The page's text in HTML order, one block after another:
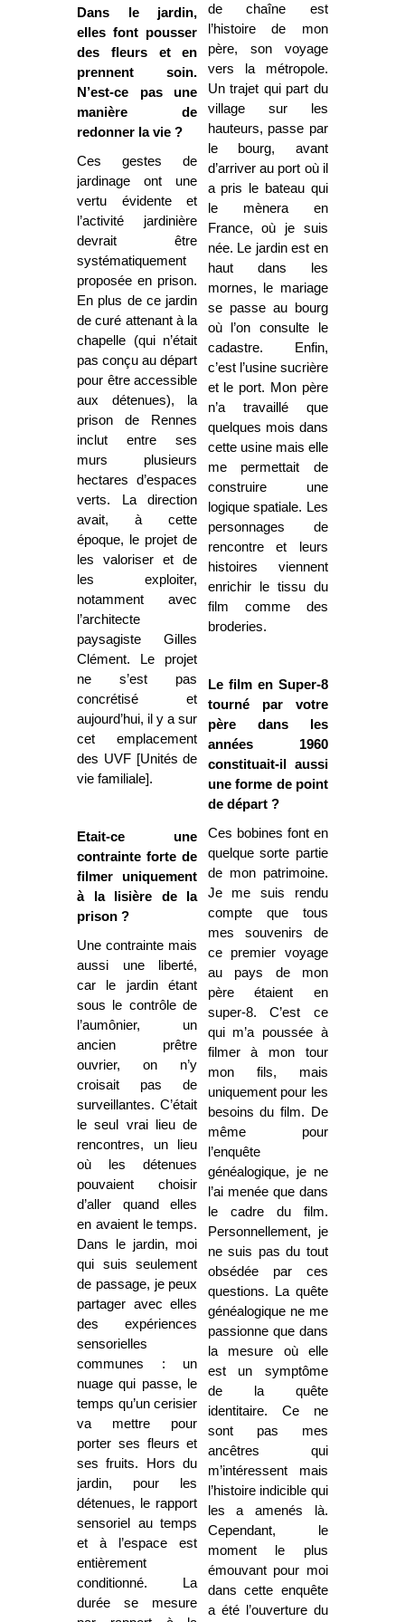
Dans le jardin,
elles font pousser
des fleurs et en
prennent soin.
N’est-ce pas une
manière de
redonner la vie ?
Ces gestes de
jardinage ont une
vertu évidente et
l’activité jardinière
devrait être
systématiquement
proposée en prison.
En plus de ce jardin
de curé attenant à la
chapelle (qui n’était
pas conçu au départ
pour être accessible
aux détenues), la
prison de Rennes
inclut entre ses
murs plusieurs
hectares d’espaces
verts. La direction
avait, à cette
époque, le projet de
les valoriser et de
les exploiter,
notamment avec
l’architecte
paysagiste Gilles
Clément. Le projet
ne s’est pas
concrétisé et
aujourd’hui, il y a sur
cet emplacement
des UVF [Unités de
vie familiale].
Etait-ce une
contrainte forte de
filmer uniquement
à la lisière de la
prison ?
Une contrainte mais
aussi une liberté,
car le jardin étant
sous le contrôle de
l’aumônier, un
ancien prêtre
ouvrier, on n’y
croisait pas de
surveillantes. C’était
le seul vrai lieu de
rencontres, un lieu
où les détenues
pouvaient choisir
d’aller quand elles
en avaient le temps.
Dans le jardin, moi
qui suis seulement
de passage, je peux
partager avec elles
des expériences
sensorielles
communes : un
nuage qui passe, le
temps qu’un cerisier
va mettre pour
porter ses fleurs et
ses fruits. Hors du
jardin, pour les
détenues, le rapport
sensoriel au temps
et à l’espace est
entièrement
conditionné. La
durée se mesure
de chaîne est
l’histoire de mon
père, son voyage
vers lamétropole.
Un trajet qui part du
village sur les
hauteurs, passe par
le bourg, avant
d’arriver au port où il
a pris le bateau qui
le mènera en
France, où je suis
née. Le jardin est en
haut dans les
mornes, le mariage
se passe au bourg
où l’on consulte le
cadastre. Enfin,
c’est l’usine sucrière
et le port. Mon père
n’a travaillé que
quelques mois dans
cette usine mais elle
me permettait de
construire une
logique spatiale. Les
personnages de
rencontre et leurs
histoires viennent
enrichir le tissu du
film comme des
broderies.
Le film en Super-8
tourné par votre
père dans les
années 1960
constituait-il aussi
une forme de point
de départ ?
Ces bobines font en
quelque sorte partie
de mon patrimoine.
Je me suis rendu
compte que tous
mes souvenirs de
ce premier voyage
au pays de mon
père étaient en
super-8. C’est ce
qui m’a poussée à
filmer à mon tour
mon fils, mais
uniquement pour les
besoins du film. De
même pour
l’enquête
généalogique, je ne
l’ai menée que dans
le cadre du film.
Personnellement, je
ne suis pas du tout
obsédée par ces
questions. La quête
généalogique ne me
passionne que dans
la mesure où elle
est un symptôme
de la quête
identitaire. Ce ne
sont pas mes
ancêtres qui
m’intéressent mais
l’histoire indicible qui
les a amenés là.
Cependant, le
moment le plus
émouvant pour moi
dans cette enquête
a été l’ouverture du